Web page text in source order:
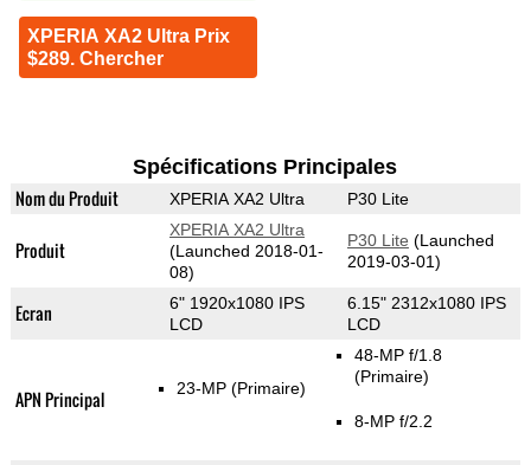
XPERIA XA2 Ultra Prix
$289. Chercher
Spécifications Principales
Nom du Produit XPERIA XA2 Ultra P30 Lite
Produit
XPERIA XA2 Ultra
(Launched 2018-01-
08)
P30 Lite (Launched
2019-03-01)
Ecran
6" 1920x1080 IPS
LCD
6.15" 2312x1080 IPS
LCD
APN Principal 23-MP (Primaire)
48-MP f/1.8
(Primaire)
8-MP f/2.2